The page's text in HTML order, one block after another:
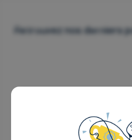
Retrouvez nos derniers